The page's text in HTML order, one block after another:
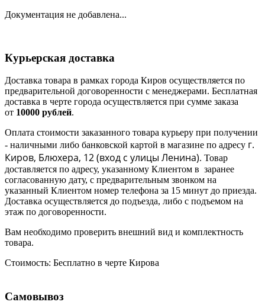
Документация не добавлена...
Курьерская доставка
Доставка товара в рамках города Киров осуществляется по
предварительной договоренности с менеджерами. Бесплатная
доставка в черте города осуществляется при сумме заказа
от 10000 рублей.
Оплата стоимости заказанного товара курьеру при получении
- наличными либо банковской картой в магазине по адресу г.
Киров, Блюхера, 12 (вход с улицы Ленина). Товар
доставляется по адресу, указанному Клиентом в заранее
согласованную дату, с предварительным звонком на
указанный Клиентом номер телефона за 15 минут до приезда.
Доставка осуществляется до подъезда, либо с подъемом на
этаж по договоренности.
Вам необходимо проверить внешний вид и комплектность
товара.
Стоимость: Бесплатно в черте Кирова
Самовывоз